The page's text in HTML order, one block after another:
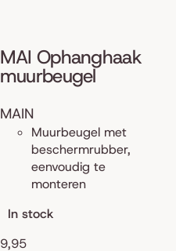
MAI Ophanghaak
muurbeugel
MAIN
Muurbeugel met
beschermrubber,
eenvoudig te
monteren
In stock
9,95